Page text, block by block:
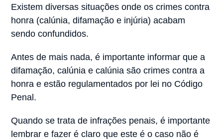
Existem diversas situações onde os crimes contra
honra (calúnia, difamação e injúria) acabam
sendo confundidos.
Antes de mais nada, é importante informar que a
difamação, calúnia e calúnia são crimes contra a
honra e estão regulamentados por lei no Código
Penal.
Quando se trata de infrações penais, é importante
lembrar e fazer é claro que este é o caso não é